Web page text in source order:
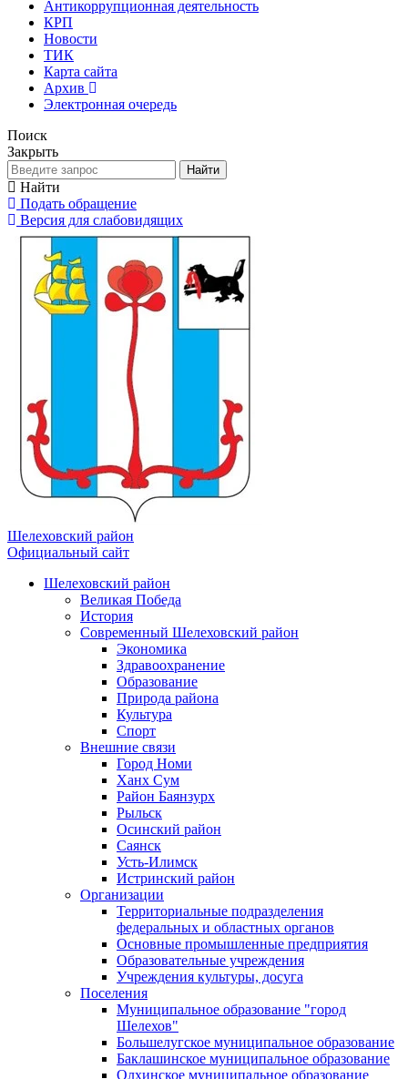
Антикоррупционная деятельность
КРП
Новости
ТИК
Карта сайта
Архив
Электронная очередь
Поиск
Закрыть
Найти
Найти
Подать обращение
Версия для слабовидящих
Шелеховский район
Официальный сайт
Шелеховский район
Великая Победа
История
Современный Шелеховский район
Экономика
Здравоохранение
Образование
Природа района
Культура
Спорт
Внешние связи
Город Номи
Ханх Сум
Район Баянзурх
Рыльск
Осинский район
Саянск
Усть-Илимск
Истринский район
Организации
Территориальные подразделения
федеральных и областных органов
Основные промышленные предприятия
Образовательные учреждения
Учреждения культуры, досуга
Поселения
Муниципальное образование "город
Шелехов"
Большелугское муниципальное образование
Баклашинское муниципальное образование
Олхинское муниципальное образование